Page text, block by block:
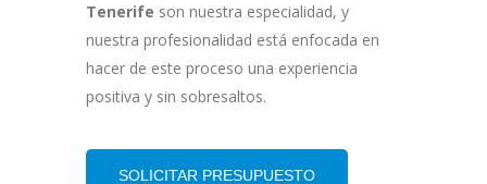
Tenerife son nuestra especialidad, y
nuestra profesionalidad está enfocada en
hacer de este proceso una experiencia
positiva y sin sobresaltos.
SOLICITAR PRESUPUESTO